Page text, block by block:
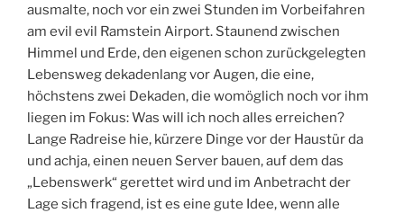
ausmalte, noch vor ein zwei Stunden im Vorbeifahren
am evil evil Ramstein Airport. Staunend zwischen
Himmel und Erde, den eigenen schon zurückgelegten
Lebensweg dekadenlang vor Augen, die eine,
höchstens zwei Dekaden, die womöglich noch vor ihm
liegen im Fokus: Was will ich noch alles erreichen?
Lange Radreise hie, kürzere Dinge vor der Haustür da
und achja, einen neuen Server bauen, auf dem das
„Lebenswerk“ gerettet wird und im Anbetracht der
Lage sich fragend, ist es eine gute Idee, wenn alle